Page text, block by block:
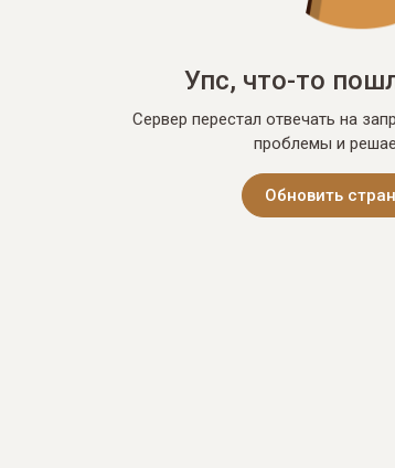
Упс, что-то
Сервер перестал отвечать на
проблемы и
Обновить